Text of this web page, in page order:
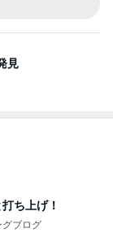
見
ち上げ！
グブログ